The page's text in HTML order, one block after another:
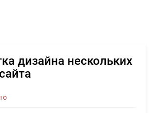
дизайна нескольких